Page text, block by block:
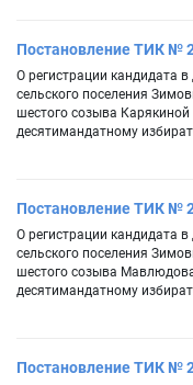
Постановление ТИК №
О регистрации кандидата
сельского поселения
шестого созыва
десятимандатному
Постановление ТИК №
О регистрации кандидата
сельского поселения
шестого созыва
десятимандатному
Постановление ТИК №